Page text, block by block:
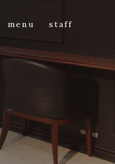
menu staff